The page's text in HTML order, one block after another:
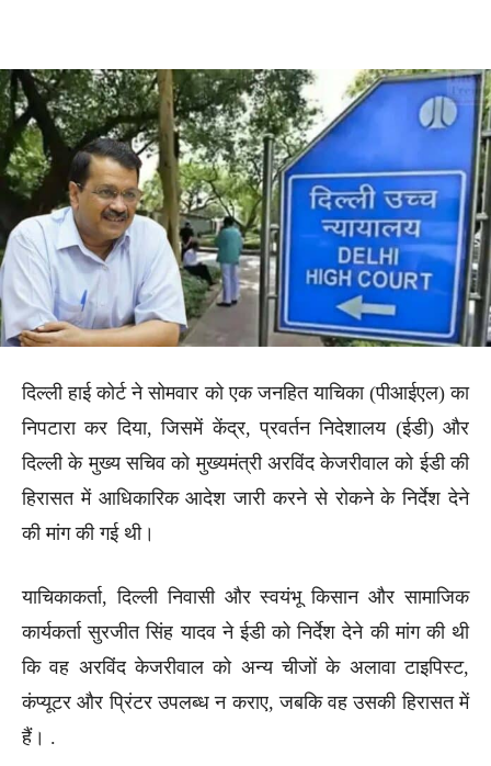
दिल्ली हाई कोर्ट ने सोमवार को एक जनहित याचिका (पीआईएल) का
निपटारा कर दिया, जिसमें केंद्र, प्रवर्तन निदेशालय (ईडी) और
दिल्ली के मुख्य सचिव को मुख्यमंत्री अरविंद केजरीवाल को ईडी की
हिरासत में आधिकारिक आदेश जारी करने से रोकने के निर्देश देने
की मांग की गई थी।
याचिकाकर्ता, दिल्ली निवासी और स्वयंभू किसान और सामाजिक
कार्यकर्ता सुरजीत सिंह यादव ने ईडी को निर्देश देने की मांग की थी
कि वह अरविंद केजरीवाल को अन्य चीजों के अलावा टाइपिस्ट,
कंप्यूटर और प्रिंटर उपलब्ध न कराए, जबकि वह उसकी हिरासत में
हैं। .